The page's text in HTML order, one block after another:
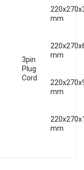
3pin
Plug
Cord
mm
mm
mm
mm